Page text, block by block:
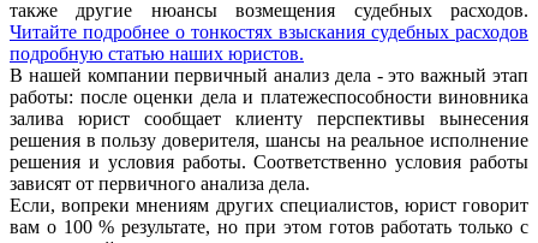
также другие нюансы возмещения судебных расходов.
Читайте подробнее о тонкостях взыскания судебных расходов
подробную статью наших юристов.
В нашей компании первичный анализ дела - это важный этап
работы: после оценки дела и платежеспособности виновника
залива юрист сообщает клиенту перспективы вынесения
решения в пользу доверителя, шансы на реальное исполнение
решения и условия работы. Соответственно условия работы
зависят от первичного анализа дела.
Если, вопреки мнениям других специалистов, юрист говорит
вам о 100 % результате, но при этом готов работать только с